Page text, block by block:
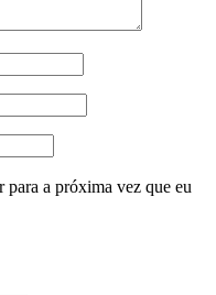
para a próxima vez que eu